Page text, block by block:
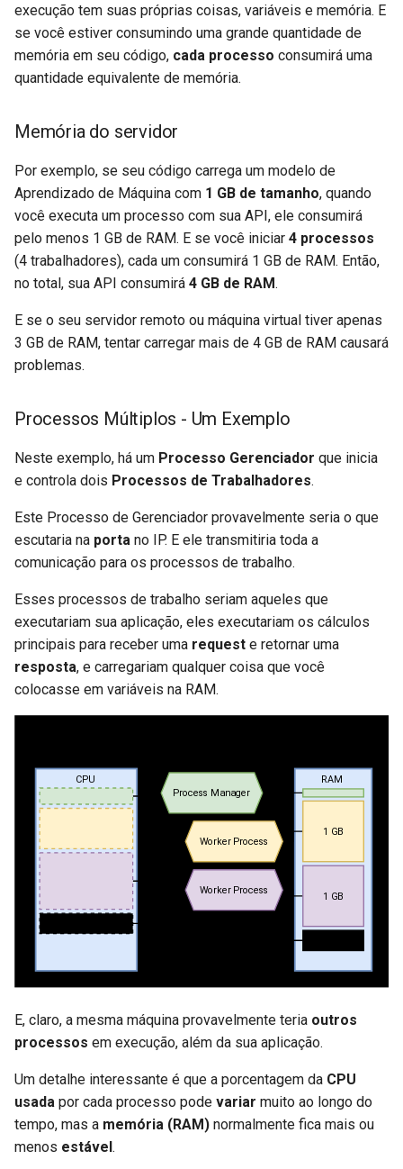
execução tem suas próprias coisas, variáveis ​​e memória. E
se você estiver consumindo uma grande quantidade de
memória em seu código, cada processo consumirá uma
quantidade equivalente de memória.
Memória do servidor
Por exemplo, se seu código carrega um modelo de
Aprendizado de Máquina com 1 GB de tamanho, quando
você executa um processo com sua API, ele consumirá
pelo menos 1 GB de RAM. E se você iniciar 4 processos
(4 trabalhadores), cada um consumirá 1 GB de RAM. Então,
no total, sua API consumirá 4 GB de RAM.
E se o seu servidor remoto ou máquina virtual tiver apenas
3 GB de RAM, tentar carregar mais de 4 GB de RAM causará
problemas. 🚨
Processos Múltiplos - Um Exemplo
Neste exemplo, há um Processo Gerenciador que inicia
e controla dois Processos de Trabalhadores.
Este Processo de Gerenciador provavelmente seria o que
escutaria na porta no IP. E ele transmitiria toda a
comunicação para os processos de trabalho.
Esses processos de trabalho seriam aqueles que
executariam sua aplicação, eles executariam os cálculos
principais para receber uma request e retornar uma
resposta, e carregariam qualquer coisa que você
colocasse em variáveis ​​na RAM.
E, claro, a mesma máquina provavelmente teria outros
processos em execução, além da sua aplicação.
Um detalhe interessante é que a porcentagem da CPU
usada por cada processo pode variar muito ao longo do
tempo, mas a memória (RAM) normalmente fica mais ou
menos estável.